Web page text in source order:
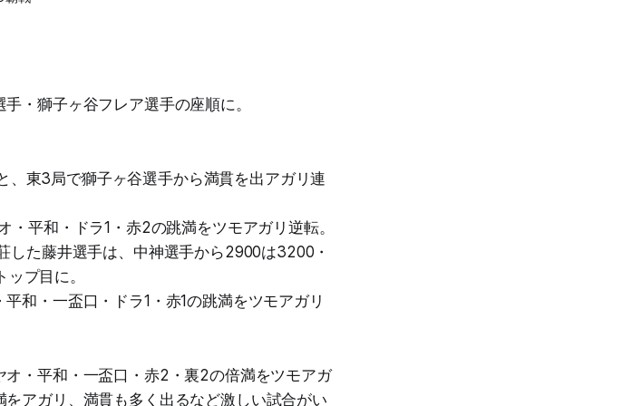
・獅子ヶ谷フレア選手の座順に。
東3局で獅子ヶ谷選手から満貫を出アガリ連
平和・ドラ1・赤2の跳満をツモアガリ逆転。
した藤井選手は、中神選手から2900は3200・
プ目に。
和・一盃口・ドラ1・赤1の跳満をツモアガリ
・平和・一盃口・赤2・裏2の倍満をツモアガ
アガリ、満貫も多く出るなど激しい試合がい